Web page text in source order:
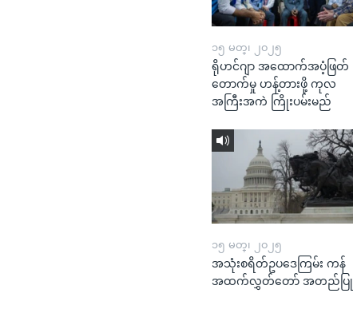
၁၅ မတ္၊ ၂၀၂၅
ရိုဟင်ဂျာ အထောက်အပံ့ဖြတ်
တောက်မှု ဟန့်တားဖို့ ကုလ
အကြီးအကဲ ကြိုးပမ်းမည်
၁၅ မတ္၊ ၂၀၂၅
အသုံးစရိတ်ဥပဒေကြမ်း ကန်
အထက်လွှတ်တော် အတည်ပြု